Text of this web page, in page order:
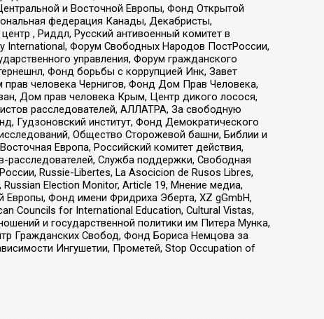
и Восточной Европы, Фонд Открытой
федерация Канады, Декабристы,
, Риддл, Русский антивоенный комитет в
International, Форум Свободных Народов ПостРоссии,
управления, Форум гражданского
Фонд борьбы с коррупцией Инк, Завет
прав человека Чернигов, Фонд Дом Прав Человека,
Дом прав человека Крым, Центр дикого лосося,
расследователей, АЛЛАТРА, За свободную
Гудзоновский институт, Фонд Демократического
Общество Сторожевой башни, Библии и
Европа, Российский комитет действия,
Служба поддержки, Свободная
Russie-Libertes, La Asocicion de Rusos Libres,
Election Monitor, Article 19, Мнение медиа,
Европы, Фонд имени Фридриха Эберта, XZ gGmbH,
Councils for International Education, Cultural Vistas,
и государственной политики им Питера Мунка,
Гражданских Свобод, Фонд Бориса Немцова за
Ингушетии, Прометей, Stop Occupation of